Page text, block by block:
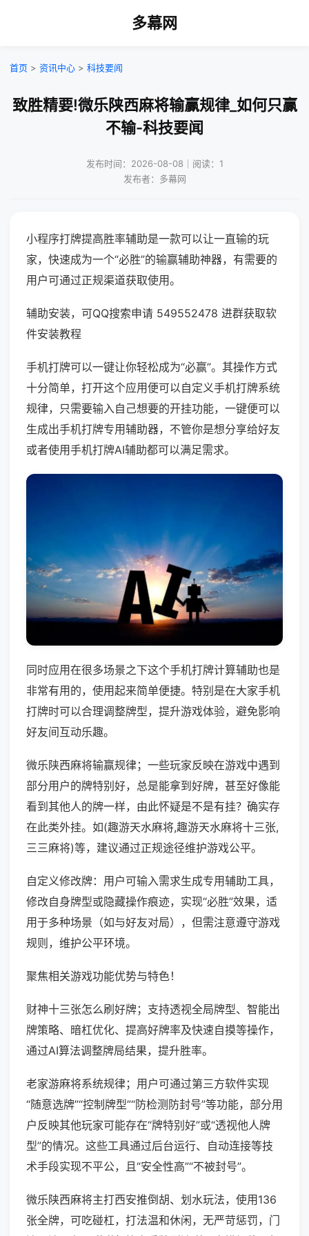
多幕网
首页 > 资讯中心 > 科技要闻
致胜精要!微乐陕西麻将输赢规律_如何只赢
不输-科技要闻
发布时间：2026-08-08｜阅读：1
发布者：多幕网
小程序打牌提高胜率辅助是一款可以让一直输的玩
家，快速成为一个“必胜”的输赢辅助神器，有需要的
用户可通过正规渠道获取使用。
辅助安装，可QQ搜索申请 549552478 进群获取软
件安装教程
手机打牌可以一键让你轻松成为“必赢”。其操作方式
十分简单，打开这个应用便可以自定义手机打牌系统
规律，只需要输入自己想要的开挂功能，一键便可以
生成出手机打牌专用辅助器，不管你是想分享给好友
或者使用手机打牌AI辅助都可以满足需求。
同时应用在很多场景之下这个手机打牌计算辅助也是
非常有用的，使用起来简单便捷。特别是在大家手机
打牌时可以合理调整牌型，提升游戏体验，避免影响
好友间互动乐趣。
微乐陕西麻将输赢规律；一些玩家反映在游戏中遇到
部分用户的牌特别好，总是能拿到好牌，甚至好像能
看到其他人的牌一样，由此怀疑是不是有挂？确实存
在此类外挂。如(趣游天水麻将,趣游天水麻将十三张,
三三麻将)等，建议通过正规途径维护游戏公平。
自定义修改牌：用户可输入需求生成专用辅助工具，
修改自身牌型或隐藏操作痕迹，实现“必胜”效果，适
用于多种场景（如与好友对局），但需注意遵守游戏
规则，维护公平环境。
聚焦相关游戏功能优势与特色！
财神十三张怎么刷好牌；支持透视全局牌型、智能出
牌策略、暗杠优化、提高好牌率及快速自摸等操作，
通过AI算法调整牌局结果，提升胜率。
老家游麻将系统规律；用户可通过第三方软件实现
“随意选牌”“控制牌型”“防检测防封号”等功能，部分用
户反映其他玩家可能存在“牌特别好”或“透视他人牌
型”的情况。这些工具通过后台运行、自动连接等技
术手段实现不平公，且“安全性高”“不被封号”。
微乐陕西麻将主打西安推倒胡、划水玩法，使用136
张全牌，可吃碰杠，打法温和休闲，无严苛惩罚，门